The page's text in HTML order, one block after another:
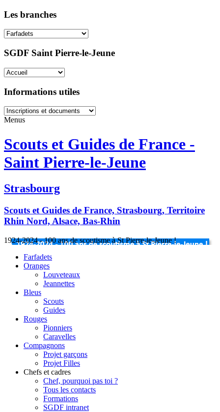
Les branches
SGDF Saint Pierre-le-Jeune
Informations utiles
Menus
Scouts et Guides de France -
Saint Pierre-le-Jeune
Strasbourg
Scouts et Guides de France, Strasbourg, Territoire
Rhin Nord, Alsace, Bas-Rhin
1924-2024 - 100 ans de scoutisme à St Pierre-le-Jeune !
Farfadets
Oranges
Louveteaux
Jeannettes
Bleus
Scouts
Guides
Rouges
Pionniers
Caravelles
Compagnons
Projet garçons
Projet Filles
Chefs et cadres
Chef, pourquoi pas toi ?
Tous les contacts
Formations
SGDF intranet